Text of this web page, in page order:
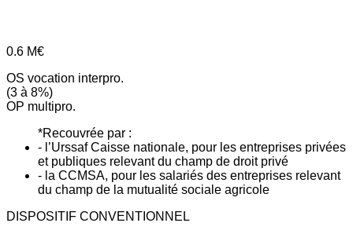
0.6 M€
OS vocation interpro.
(3 à 8%)
OP multipro.
*Recouvrée par :
- l’Urssaf Caisse nationale, pour les entreprises privées
et publiques relevant du champ de droit privé
- la CCMSA, pour les salariés des entreprises relevant
du champ de la mutualité sociale agricole
DISPOSITIF CONVENTIONNEL